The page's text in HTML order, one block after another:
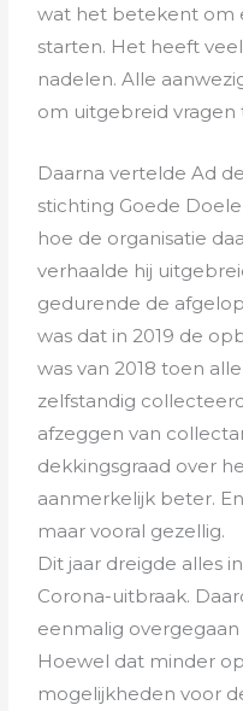
wat het betekent om
starten. Het heeft
nadelen. Alle
om uitgebreid vragen
Daarna vertelde Ad
stichting Goede
hoe de organisatie
verhaalde hij
gedurende de
was dat in 2019 de
was van 2018 toen
zelfstandig
afzeggen van
dekkingsgraad over
aanmerkelijk beter.
maar vooral gezellig.
Dit jaar dreigde alles
Corona-uitbraak.
eenmalig
Hoewel dat minder
mogelijkheden voor